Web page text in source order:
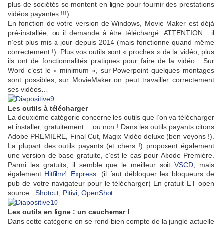
plus de sociétés se montent en ligne pour fournir des prestations
vidéos payantes !!!)
En fonction de votre version de Windows, Movie Maker est déjà
pré-installée, ou il demande à être téléchargé. ATTENTION : il
n’est plus mis à jour depuis 2014 (mais fonctionne quand même
correctement !). Plus vos outils sont « proches » de la vidéo, plus
ils ont de fonctionnalités pratiques pour faire de la vidéo : Sur
Word c’est le « minimum », sur Powerpoint quelques montages
sont possibles, sur MovieMaker on peut travailler correctement
ses vidéos…
Les outils à télécharger
La deuxième catégorie concerne les outils que l’on va télécharger
et installer, gratuitement… ou non ! Dans les outils payants citons
Adobe PREMIERE, Final Cut, Magix Vidéo deluxe (ben voyons !).
La plupart des outils payants (et chers !) proposent également
une version de base gratuite, c’est le cas pour Abode Première.
Parmi les gratuits, il semble que le meilleur soitVSCD , mais
également Hitfilm4 Express. (il faut débloquer les bloqueurs de
pub de votre navigateur pour le télécharger) En gratuit ET open
source : Shotcut Pitivi OpenShot
Les outils en ligne : un cauchemar !
Dans cette catégorie on se rend bien compte de la jungle actuelle